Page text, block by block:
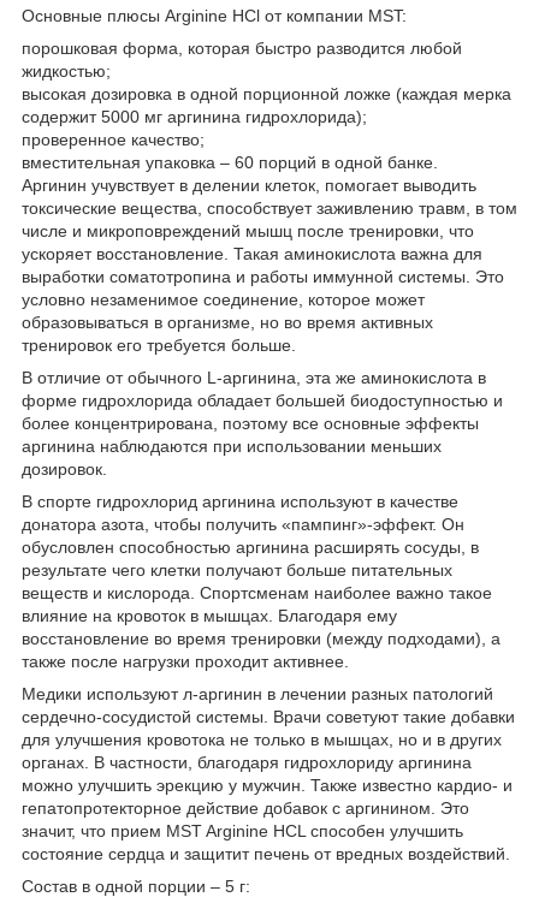
Основные плюсы Arginine HCl от компании MST:
порошковая форма, которая быстро разводится любой
жидкостью;
высокая дозировка в одной порционной ложке (каждая мерка
содержит 5000 мг аргинина гидрохлорида);
проверенное качество;
вместительная упаковка – 60 порций в одной банке.
Аргинин учувствует в делении клеток, помогает выводить
токсические вещества, способствует заживлению травм, в том
числе и микроповреждений мышц после тренировки, что
ускоряет восстановление. Такая аминокислота важна для
выработки соматотропина и работы иммунной системы. Это
условно незаменимое соединение, которое может
образовываться в организме, но во время активных
тренировок его требуется больше.
В отличие от обычного L-аргинина, эта же аминокислота в
форме гидрохлорида обладает большей биодоступностью и
более концентрирована, поэтому все основные эффекты
аргинина наблюдаются при использовании меньших
дозировок.
В спорте гидрохлорид аргинина используют в качестве
донатора азота, чтобы получить «пампинг»-эффект. Он
обусловлен способностью аргинина расширять сосуды, в
результате чего клетки получают больше питательных
веществ и кислорода. Спортсменам наиболее важно такое
влияние на кровоток в мышцах. Благодаря ему
восстановление во время тренировки (между подходами), а
также после нагрузки проходит активнее.
Медики используют л-аргинин в лечении разных патологий
сердечно-сосудистой системы. Врачи советуют такие добавки
для улучшения кровотока не только в мышцах, но и в других
органах. В частности, благодаря гидрохлориду аргинина
можно улучшить эрекцию у мужчин. Также известно кардио- и
гепатопротекторное действие добавок с аргинином. Это
значит, что прием MST Arginine HCL способен улучшить
состояние сердца и защитит печень от вредных воздействий.
Состав в одной порции – 5 г: